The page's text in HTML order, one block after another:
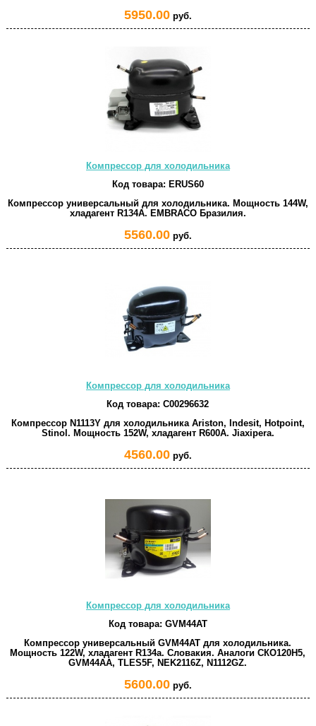
5950.00руб.
Компрессор для холодильника
Код товара: ERUS60
Компрессор универсальный для холодильника. Мощность 144W,
хладагент R134A. EMBRACO Бразилия.
5560.00руб.
Компрессор для холодильника
Код товара: C00296632
Компрессор N1113Y для холодильника Ariston, Indesit, Hotpoint,
Stinol. Мощность 152W, хладагент R600A. Jiaxipera.
4560.00руб.
Компрессор для холодильника
Код товара: GVM44AT
Компрессор универсальный GVM44AT для холодильника.
Мощность 122W, хладагент R134a. Словакия. Аналоги СКО120Н5,
GVM44AA, TLES5F, NEK2116Z, N1112GZ.
5600.00руб.